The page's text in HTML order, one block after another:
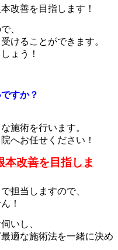
改善を目指します！
、
けることができます。
ょう！
すか？
施術を行います。
へお任せください！
改善を目指しま
担当しますので、
！
いし、
適な施術法を一緒に決め